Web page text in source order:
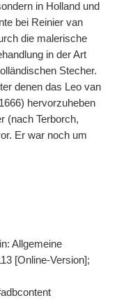
in Holland und
bei Reinier van
die malerische
in der Art
Stecher.
denen das Leo van
hervorzuheben
(nach Terborch,
Er war noch um
Allgemeine
[Online-Version];